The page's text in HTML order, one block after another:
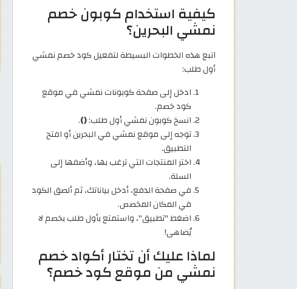
كيفية استخدام كوبون خصم
نمشي البحرين؟
اتبع هذه الخطوات البسيطة لتفعيل كود خصم نمشي
أول طلب:
ادخل إلى صفحة كوبونات نمشي في موقع
كود خصم.
انسخ كوبون نمشي أول طلب:()
.
توجه إلى موقع نمشي في البحرين أو افتح
التطبيق.
اختر المنتجات التي ترغب بها، وأضفها إلى
السلة.
في صفحة الدفع، أدخل بياناتك، ثم ألصق الكود
في المكان المخصص.
اضغط "تطبيق"، واستمتع بأول طلب بخصم لا
يُضاهى!
لماذا عليك أن تختار أكواد خصم
نمشي من موقع كود خصم؟